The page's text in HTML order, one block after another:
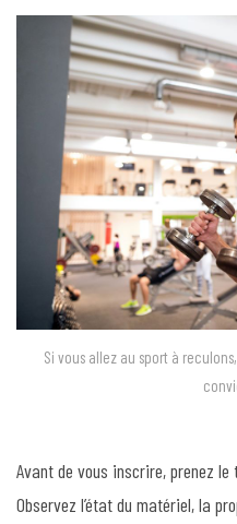
Si vous allez au sport à
Avant de vous inscrire, prenez
Observez l’état du matériel, la